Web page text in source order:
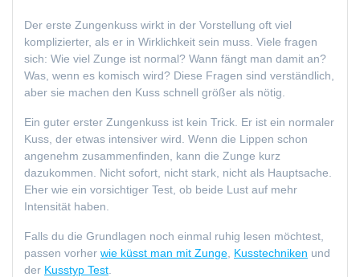
Der erste Zungenkuss wirkt in der Vorstellung oft viel
komplizierter, als er in Wirklichkeit sein muss. Viele fragen
sich: Wie viel Zunge ist normal? Wann fängt man damit an?
Was, wenn es komisch wird? Diese Fragen sind verständlich,
aber sie machen den Kuss schnell größer als nötig.
Ein guter erster Zungenkuss ist kein Trick. Er ist ein normaler
Kuss, der etwas intensiver wird. Wenn die Lippen schon
angenehm zusammenfinden, kann die Zunge kurz
dazukommen. Nicht sofort, nicht stark, nicht als Hauptsache.
Eher wie ein vorsichtiger Test, ob beide Lust auf mehr
Intensität haben.
Falls du die Grundlagen noch einmal ruhig lesen möchtest,
passen vorher wie küsst man mit Zunge Kusstechniken und
der Kusstyp Test